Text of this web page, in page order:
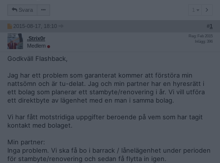
Svara
2015-08-17, 18:10 #1
.Strix0r
Medlem
Reg: Feb 2015
Inlägg: 396
Godkväll Flashback,
Jag har ett problem som garanterat kommer att förstöra min
nattsömn och är tu-delat. Jag och min partner har en hyresrätt i
ett bolag som planerar ett stambyte/renovering i år. Vi vill utföra
ett direktbyte av lägenhet med en man i samma bolag.
Vi har fått motstridiga uppgifter beroende på vem som har tagit
kontakt med bolaget.
Min partner:
Inga problem. Vi ska få bo i barrack / lånelägenhet under perioden
för stambyte/renovering och sedan få flytta in igen.